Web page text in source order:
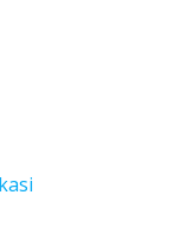
i